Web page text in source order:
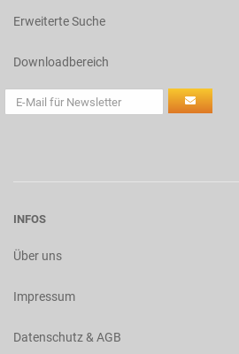
Erweiterte Suche
Downloadbereich
INFOS
Über uns
Impressum
Datenschutz & AGB